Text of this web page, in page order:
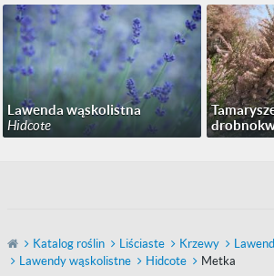
Lawenda wąskolistna
Hidcote
Katalog roślin Liściaste Krzewy
Lawendy wąskolistne
Hidcote Metka